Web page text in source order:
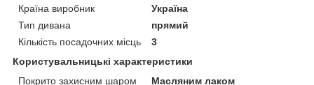
Країна виробник
Україна
Тип дивана
прямий
Кількість посадочних місць
3
Користувальницькі характеристики
Покрито захисним шаром
Масляним лаком